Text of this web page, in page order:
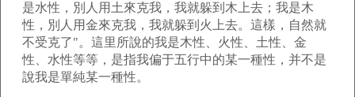
是水性，別人用土來克我，我就躲到木上去；我是木
性，別人用金來克我，我就躲到火上去。這樣，自然就
不受克了"。這里所說的我是木性、火性、土性、金
性、水性等等，是指我偏于五行中的某一種性，并不是
說我是單純某一種性。